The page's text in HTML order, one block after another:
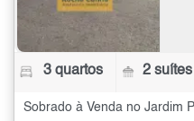
3 quartos 2 suítes
Sobrado à Venda no Jardim